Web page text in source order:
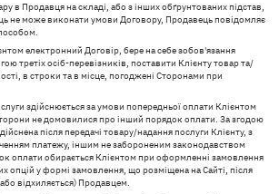
в Продавця на складі, або з інших обґрунтованих підстав,
не може виконати умови Договору, Продавець повідомляє
електронний Договір, бере на себе зобов'язання
третіх осіб-перевізників, поставити Клієнту товар та/
в строки та в місце, погоджені Сторонами при
здійснюється за умови попередньої оплати Клієнтом
не домовилися про інший порядок оплати. За згодою
після передачі товару/надання послуги Клієнту, з
платежу, іншим не забороненим законодавством
оплати обирається Клієнтом при оформленні замовлення
опцій у формі замовлення, що розміщена на Сайті, після
відхиляється) Продавцем.